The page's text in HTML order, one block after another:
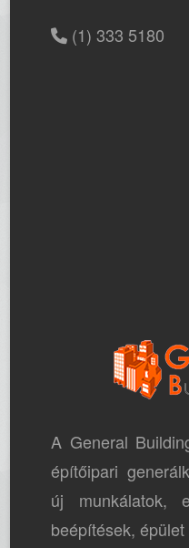
(1) 333 5180
A General
építőipari
új munkálatok,
beépítések,